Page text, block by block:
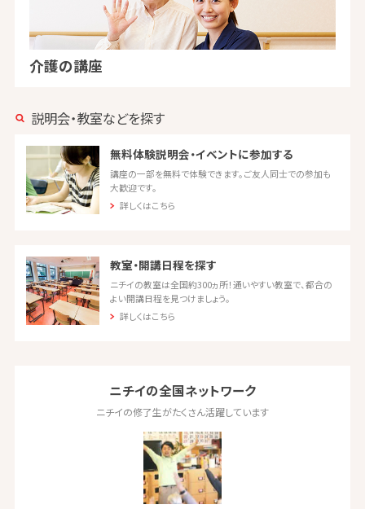
介護の講座
説明会・教室などを探す
無料体験説明会・イベントに参加する
講座の一部を無料で体験できます。ご友人同士での参加も
大歓迎です。
詳しくはこちら
教室・開講日程を探す
ニチイの教室は全国約300ヵ所！通いやすい教室で、都合の
よい開講日程を見つけましょう。
詳しくはこちら
ニチイの全国ネットワーク
ニチイの修了生がたくさん活躍しています